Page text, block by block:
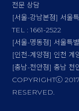
전문 상담
[서울-강남본점] 서울
TEL : 1661-2522
[서울-명동점] 서울특
[인천-계양점] 인천
[충남-천안점] 충남 천
COPYRIGHTⓒ
RESERVED.